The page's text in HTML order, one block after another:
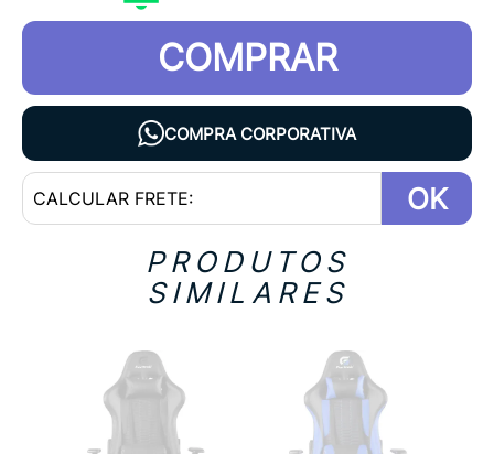
COMPRAR
COMPRA CORPORATIVA
OK
PRODUTOS
SIMILARES